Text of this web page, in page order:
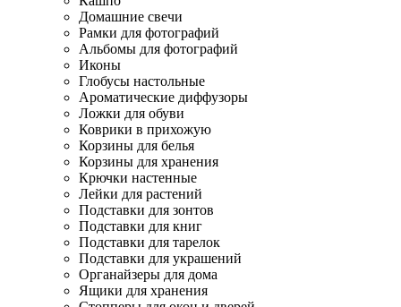
Домашние свечи
Рамки для фотографий
Альбомы для фотографий
Иконы
Глобусы настольные
Ароматические диффузоры
Ложки для обуви
Коврики в прихожую
Корзины для белья
Корзины для хранения
Крючки настенные
Лейки для растений
Подставки для зонтов
Подставки для книг
Подставки для тарелок
Подставки для украшений
Органайзеры для дома
Ящики для хранения